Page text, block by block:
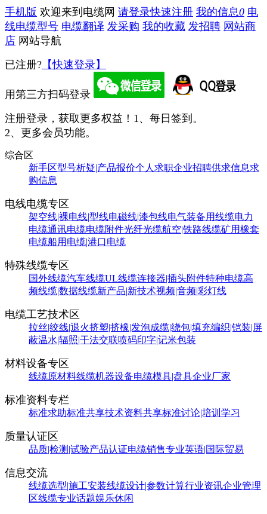
手机版 欢迎来到电缆网 请登录快速注册 我的信息0 电
线电缆型号 电缆翻译 发采购 我的收藏 发招聘 网站商
店 网站导航
已注册? 【快速登录】
用第三方扫码登录
注册登录，获取更多权益！ 1、每日签到。
2、更多会员功能。
综合区
新手区型号析疑|产品报价个人求职企业招聘供求信息求
购信息
电线电缆专区
架空线|裸电线|型线电磁线|漆包线电气装备用线缆电力
电缆通讯电缆电缆附件光纤光缆航空|铁路线缆矿用橡套
电缆船用电缆|港口电缆
特殊线缆专区
国外线缆汽车线缆UL线缆连接器|插头附件特种电缆高
频线缆|数据线缆新产品|新技术视频|音频|彩灯线
电缆工艺技术区
拉丝|绞线|退火挤塑|挤橡|发泡成缆|绕包|填充编织|铠装|屏
蔽温水|辐照|干法交联喷码印字|记米包装
材料设备专区
线缆原材料线缆机器设备电缆模具|盘具企业厂家
标准资料专栏
标准求助标准共享技术资料共享标准讨论|培训学习
质量认证区
品质|检测|试验产品认证电缆销售专业英语|国际贸易
信息交流
线缆选型|施工安装线缆设计|参数计算行业资讯企业管理
区线缆专业话题娱乐休闲